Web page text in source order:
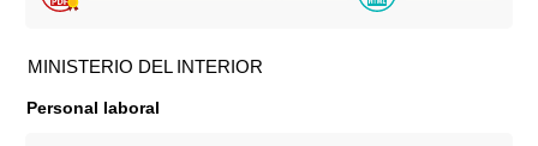
MINISTERIO DEL INTERIOR
Personal laboral